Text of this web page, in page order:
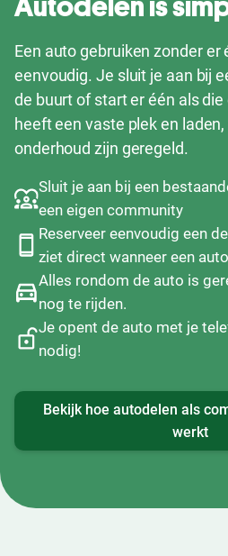
Autodelen is
Een auto gebruiken zonder er
eenvoudig. Je sluit je aan bij
de buurt of start er één als
heeft een vaste plek en
onderhoud zijn geregeld.
Sluit je aan bij een
een eigen community
Reserveer eenvoudig een
ziet direct wanneer een
Alles rondom de auto is
nog te rijden.
Je opent de auto met je
nodig!
Bekijk hoe autodelen als
werkt